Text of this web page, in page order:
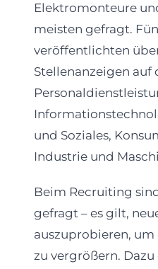
Elektromonteure
meisten gefragt.
veröffentlichten
Stellenanzeigen auf
und Soziales,
Industrie und
Beim Recruiting
gefragt – es gilt,
auszuprobieren,
zu vergrößern.